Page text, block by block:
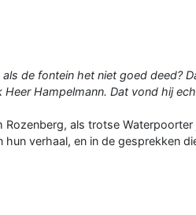
de fontein het niet goed deed?
Heer Hampelmann. Dat vond hij
als trotse
verhaal, en in de gesprekken